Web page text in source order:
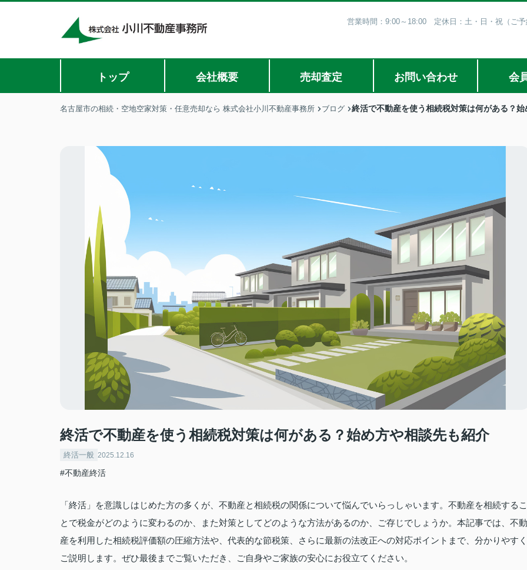
営業時間：9:00～18:00 定休日：土・日・祝（ご
トップ 会社概要 売却査定 お問い合わせ 会
名古屋市の相続・空地空家対策・任意売却なら 株式会社小川不動産事務所 ブログ 終活で不動産を使う相続税対策は何がある？
終活で不動産を使う相続税対策は何がある？始め方や相談先も紹介
終活一般 2025.12.16
#不動産終活
「終活」を意識しはじめた方の多くが、不動産と相続税の関係について悩んでいらっしゃいます。不動産を相続するこ
とで税金がどのように変わるのか、また対策としてどのような方法があるのか、ご存じでしょうか。本記事では、不動
産を利用した相続税評価額の圧縮方法や、代表的な節税策、さらに最新の法改正への対応ポイントまで、分かりやすく
ご説明します。ぜひ最後までご覧いただき、ご自身やご家族の安心にお役立てください。